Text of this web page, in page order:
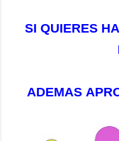
SI QUIERES
ADEMAS